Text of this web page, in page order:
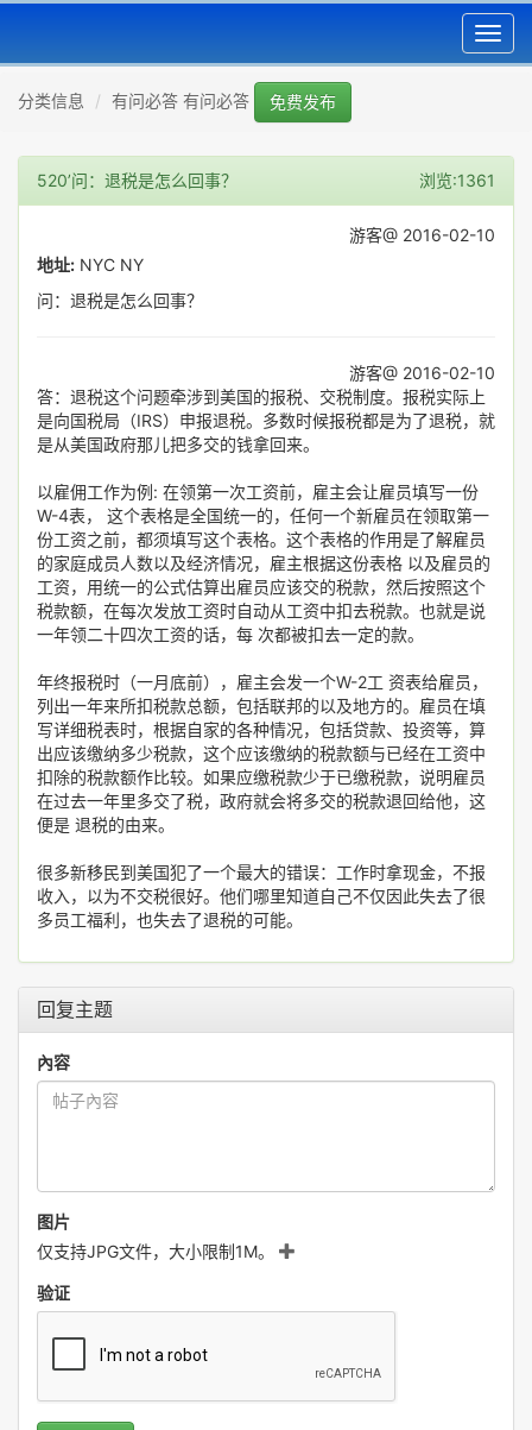
分类信息 有问必答 有问必答 免费发布
520’问：退税是怎么回事？ 浏览:1361
游客@ 2016-02-10
地址: NYC NY
问：退税是怎么回事？
游客@ 2016-02-10
答：退税这个问题牵涉到美国的报税、交税制度。报税实际上
是向国税局（IRS）申报退税。多数时候报税都是为了退税，就
是从美国政府那儿把多交的钱拿回来。
以雇佣工作为例: 在领第一次工资前，雇主会让雇员填写一份
W-4表， 这个表格是全国统一的，任何一个新雇员在领取第一
份工资之前，都须填写这个表格。这个表格的作用是了解雇员
的家庭成员人数以及经济情况，雇主根据这份表格 以及雇员的
工资，用统一的公式估算出雇员应该交的税款，然后按照这个
税款额，在每次发放工资时自动从工资中扣去税款。也就是说
一年领二十四次工资的话，每 次都被扣去一定的款。
年终报税时（一月底前），雇主会发一个W-2工 资表给雇员，
列出一年来所扣税款总额，包括联邦的以及地方的。雇员在填
写详细税表时，根据自家的各种情况，包括贷款、投资等，算
出应该缴纳多少税款，这个应该缴纳的税款额与已经在工资中
扣除的税款额作比较。如果应缴税款少于已缴税款，说明雇员
在过去一年里多交了税，政府就会将多交的税款退回给他，这
便是 退税的由来。
很多新移民到美国犯了一个最大的错误：工作时拿现金，不报
收入，以为不交税很好。他们哪里知道自己不仅因此失去了很
多员工福利，也失去了退税的可能。
回复主题
內容
图片
仅支持JPG文件，大小限制1M。
验证